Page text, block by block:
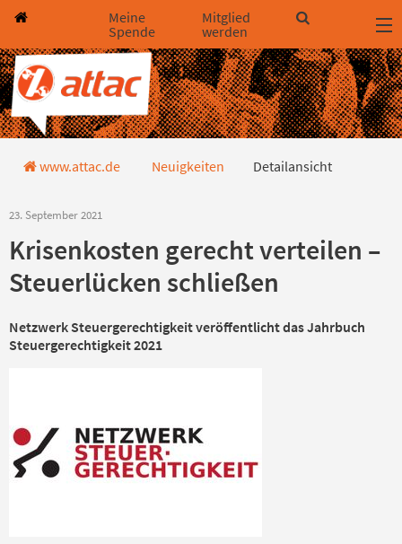
Direkt zum Hauptinhalt springen
Direkt zur Haupt-Navigation springen
Direkt zur Service-Navigation springen
Direkt zur Footer-Navigation springen
Direkt zum Footerinhalt springen
Meine
Spende
Mitglied
werden
Detailansicht
www.attac.de Neuigkeiten Detailansicht
23. September 2021
Krisenkosten gerecht verteilen –
Steuerlücken schließen
Netzwerk Steuergerechtigkeit veröffentlicht das Jahrbuch
Steuergerechtigkeit 2021